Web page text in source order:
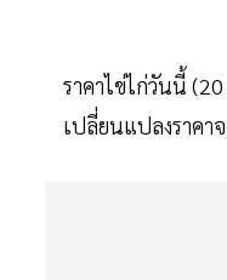
ราคาไข่ไก่วันนี้
เปลี่ยนแปลงราคา